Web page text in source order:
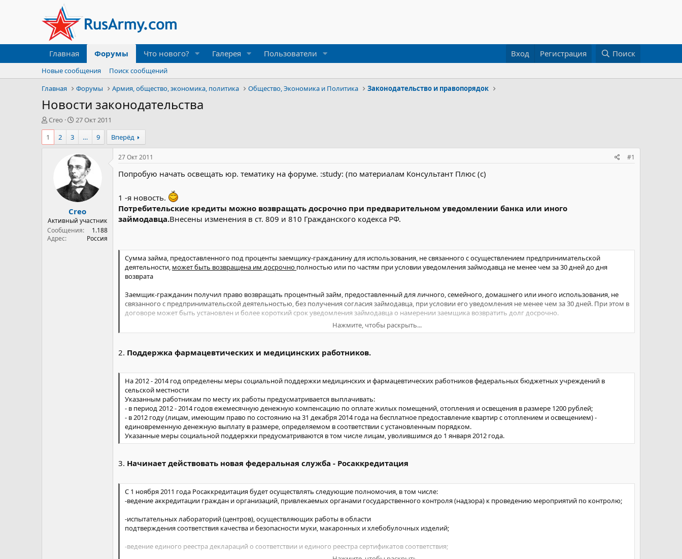
Главная Форумы Что нового? Галерея Пользователи Вход Регистрация Поиск
Новые сообщения
Поиск сообщений
Главная
Форумы Армия, общество, экономика, политика Общество, Экономика и Политика Законодательство и правопорядок
Новости законодательства
А
в
т
о
Creo
Д
а
а
н
а
ч
а
л
а
27 Окт 2011
1
2 3 … 9 Вперёд
Creo
Активный участник
Сообщения
1.188
Адрес
Россия
27 Окт 2011 #1
Попробую начать освещать юр. тематику на форуме. :study: (по материалам Консультант Плюс (с)
1 -я новость.
Потребительские кредиты можно возвращать досрочно при предварительном уведомлении банка или иного
займодавца.Внесены изменения в ст. 809 и 810 Гражданского кодекса РФ.
Сумма займа, предоставленного под проценты заемщику-гражданину для использования, не связанного с осуществлением предпринимательской
деятельности, может быть возвращена им досрочно полностью или по частям при условии уведомления займодавца не менее чем за 30 дней до дня
возврата
Заемщик-гражданин получил право возвращать процентный займ, предоставленный для личного, семейного, домашнего или иного использования, не
связанного с предпринимательской деятельностью, без получения согласия займодавца, при условии его уведомления не менее чем за 30 дней. При этом в
договоре может быть установлен и более короткий срок уведомления займодавца о намерении заемщика возвратить долг досрочно.
Сумма займа, предоставленного под проценты в иных случаях, может быть возвращена досрочно только с согласия займодавца.
В случае досрочного возврата займодавец имеет право на получение с заемщика процентов по договору займа, начисленных включительно до дня
возврата суммы займа полностью или ее части.
распространяется
на правоотношения, возникшие из договоров займа, кредитных договоров, заключенных
до дня вступления Закона в силу.
Нажмите, чтобы раскрыть...
2. Поддержка фармацевтических и медицинских работников.
На 2012 - 2014 год определены меры социальной поддержки медицинских и фармацевтических работников федеральных бюджетных учреждений в
сельской местности
Указанным работникам по месту их работы предусматривается выплачивать:
- в период 2012 - 2014 годов ежемесячную денежную компенсацию по оплате жилых помещений, отопления и освещения в размере 1200 рублей;
- в 2012 году (лицам, имеющим право по состоянию на 31 декабря 2014 года на бесплатное предоставление квартир с отоплением и освещением) -
единовременную денежную выплату в размере, определяемом в соответствии с установленным порядком.
Указанные меры социальной поддержки предусматриваются в том числе лицам, уволившимся до 1 января 2012 года.
3. Начинает действовать новая федеральная служба - Росаккредитация
С 1 ноября 2011 года Росаккредитация будет осуществлять следующие полномочия, в том числе:
-ведение аккредитации граждан и организаций, привлекаемых органами государственного контроля (надзора) к проведению мероприятий по контролю;
-испытательных лабораторий (центров), осуществляющих работы в области
подтверждения соответствия качества и безопасности муки, макаронных и хлебобулочных изделий;
-ведение единого реестра деклараций о соответствии и единого реестра сертификатов соответствия;